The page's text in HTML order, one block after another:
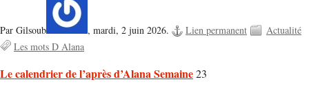
Par Gilsoub , mardi, 2 juin 2026. Lien permanent
Actualité
Les mots D Alana
Le calendrier de l’après d’Alana Semaine23